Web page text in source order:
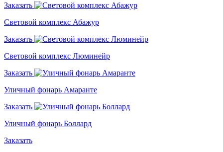
Заказать
Световой комплекс Абажур
Заказать
Световой комплекс Люминейр
Заказать
Уличный фонарь Амаранте
Заказать
Уличный фонарь Боллард
Заказать